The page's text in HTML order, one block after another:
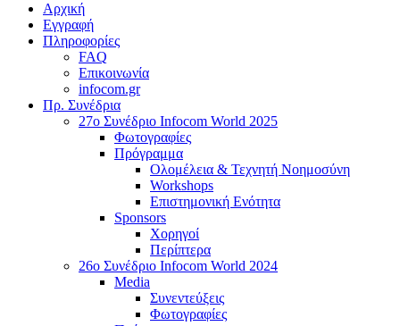
Αρχική
Εγγραφή
Πληροφορίες
FAQ
Επικοινωνία
infocom.gr
Πρ. Συνέδρια
27o Συνέδριο Infocom World 2025
Φωτογραφίες
Πρόγραμμα
Ολομέλεια & Τεχνητή Νοημοσύνη
Workshops
Επιστημονική Ενότητα
Sponsors
Χορηγοί
Περίπτερα
26o Συνέδριο Infocom World 2024
Media
Συνεντεύξεις
Φωτογραφίες